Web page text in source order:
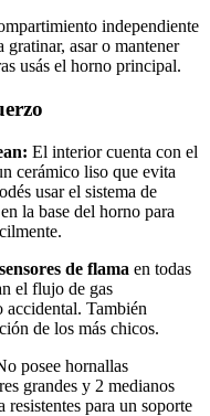
independiente
asar o mantener
usás el horno principal.
El interior cuenta con el
cerámico liso que evita
usar el sistema de
la base del horno para
sensores de flama en todas
el flujo de gas
accidental. También
de los más chicos.
posee hornallas
grandes y 2 medianos
resistentes para un soporte